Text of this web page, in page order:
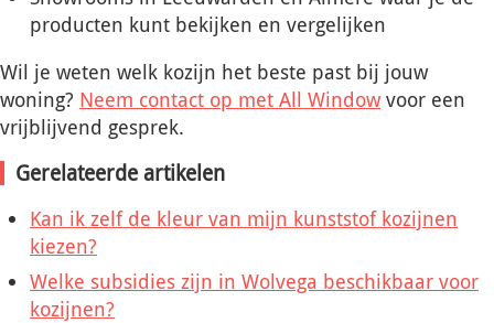
producten kunt bekijken en vergelijken
Wil je weten welk kozijn het beste past bij jouw
woning? Neem contact op met All Window voor een
vrijblijvend gesprek.
Gerelateerde artikelen
Kan ik zelf de kleur van mijn kunststof kozijnen
kiezen?
Welke subsidies zijn in Wolvega beschikbaar voor
kozijnen?